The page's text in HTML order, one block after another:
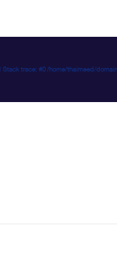
trace: #0 /home/thaimeed/